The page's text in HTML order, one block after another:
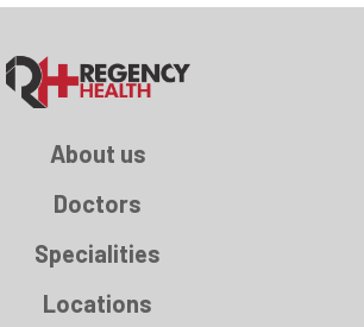
About us
Doctors
Specialities
Locations